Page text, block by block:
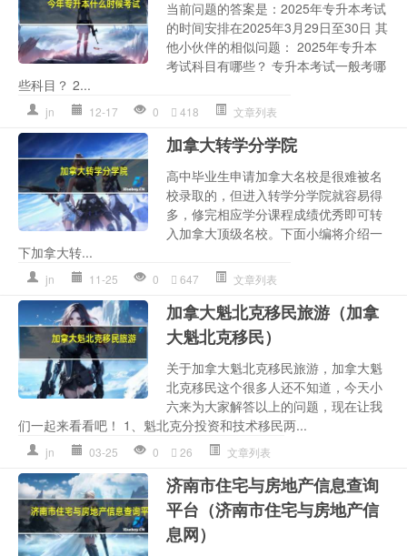
当前问题的答案是：2025年专升本考试
的时间安排在2025年3月29日至30日 其
他小伙伴的相似问题： 2025年专升本
考试科目有哪些？ 专升本考试一般考哪
些科目？ 2...
jn 12-17 0 418 文章列表
加拿大转学分学院
高中毕业生申请加拿大名校是很难被名
校录取的，但进入转学分学院就容易得
多，修完相应学分课程成绩优秀即可转
入加拿大顶级名校。下面小编将介绍一
下加拿大转...
jn 11-25 0 647 文章列表
加拿大魁北克移民旅游（加拿
大魁北克移民）
关于加拿大魁北克移民旅游，加拿大魁
北克移民这个很多人还不知道，今天小
六来为大家解答以上的问题，现在让我
们一起来看看吧！ 1、魁北克分投资和技术移民两...
jn 03-25 0 26 文章列表
济南市住宅与房地产信息查询
平台（济南市住宅与房地产信
息网）